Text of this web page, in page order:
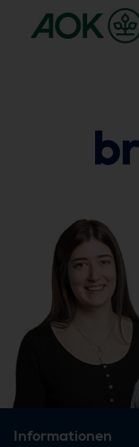
Informationen